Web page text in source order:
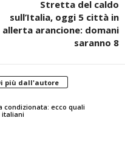
Stretta del caldo
sull’Italia, oggi 5 città in
allerta arancione: domani
saranno 8
più dall'autore
condizionata: ecco quali